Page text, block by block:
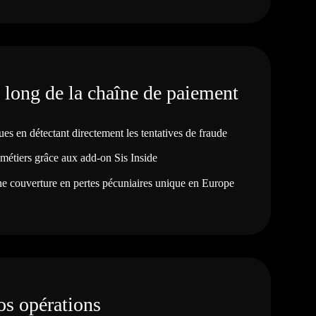
de la chaîne de paiement
en détectant directement les tentatives de fraude
grâce aux add-on Sis Inside
couverture en pertes pécuniaires unique en Europe
opérations